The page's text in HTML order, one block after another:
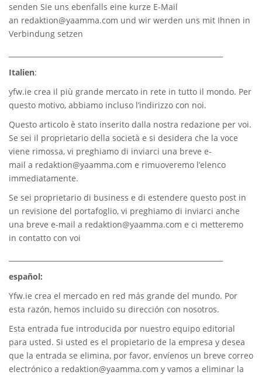
senden Sie uns ebenfalls eine kurze E-Mail
an redaktion@yaamma.com und wir werden uns mit Ihnen in
Verbindung setzen
Italien:
yfw.ie crea il più grande mercato in rete in tutto il mondo. Per
questo motivo, abbiamo incluso l’indirizzo con noi.
Questo articolo è stato inserito dalla nostra redazione per voi.
Se sei il proprietario della società e si desidera che la voce
viene rimossa, vi preghiamo di inviarci una breve e-
mail a redaktion@yaamma.com e rimuoveremo l’elenco
immediatamente.
Se sei proprietario di business e di estendere questo post in
un revisione del portafoglio, vi preghiamo di inviarci anche
una breve e-mail a redaktion@yaamma.com e ci metteremo
in contatto con voi
español:
Yfw.ie crea el mercado en red más grande del mundo. Por
esta razón, hemos incluido su dirección con nosotros.
Esta entrada fue introducida por nuestro equipo editorial
para usted. Si usted es el propietario de la empresa y desea
que la entrada se elimina, por favor, envíenos un breve correo
electrónico a redaktion@yaamma.com y vamos a eliminar la